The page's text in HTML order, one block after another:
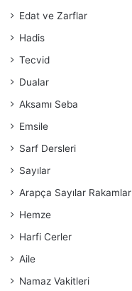
Edat ve Zarflar
Hadis
Tecvid
Dualar
Aksamı Seba
Emsile
Sarf Dersleri
Sayılar
Arapça Sayılar Rakamlar
Hemze
Harfi Cerler
Aile
Namaz Vakitleri